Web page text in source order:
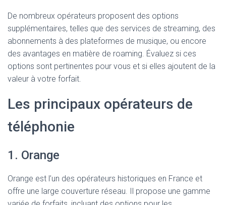
De nombreux opérateurs proposent des options
supplémentaires, telles que des services de streaming, des
abonnements à des plateformes de musique, ou encore
des avantages en matière de roaming. Évaluez si ces
options sont pertinentes pour vous et si elles ajoutent de la
valeur à votre forfait.
Les principaux opérateurs de
téléphonie
1. Orange
Orange est l’un des opérateurs historiques en France et
offre une large couverture réseau. Il propose une gamme